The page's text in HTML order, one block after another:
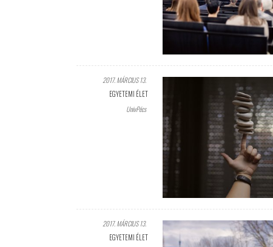
2017. MÁRCIUS 13.
EGYETEMI ÉLET
UnivPécs
2017. MÁRCIUS 13.
EGYETEMI ÉLET